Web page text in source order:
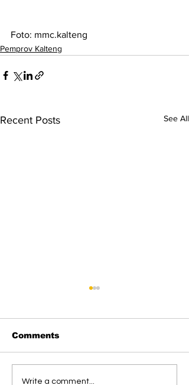
Foto: mmc.kalteng
Pemprov Kalteng
Recent Posts See All
GP Ansor Kalteng
Comments
Write a comment...